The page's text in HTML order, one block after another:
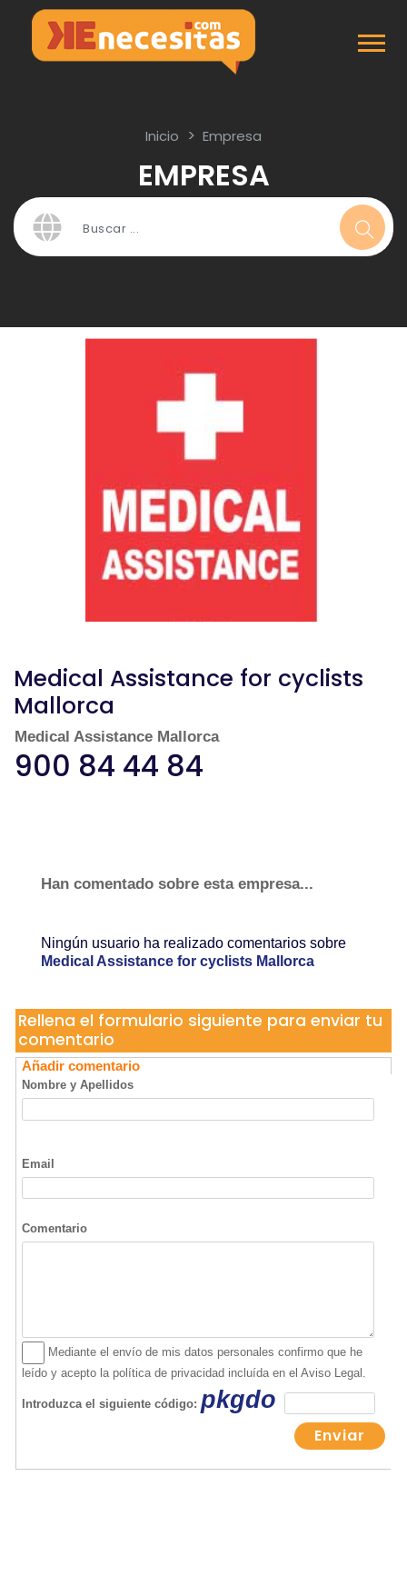
Inicio Empresa
EMPRESA
Medical Assistance for cyclists
Mallorca
Medical Assistance Mallorca
900 84 44 84
Han comentado sobre esta empresa...
Ningún usuario ha realizado comentarios sobre
Medical Assistance for cyclists Mallorca